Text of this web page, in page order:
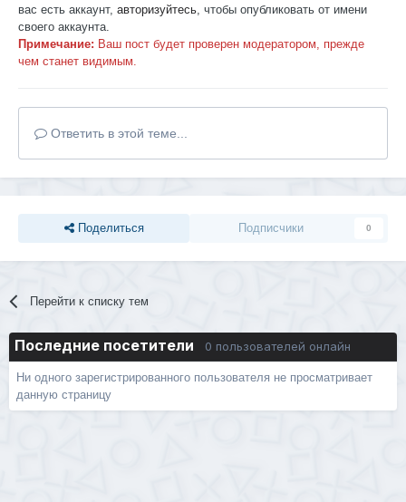
вас есть аккаунт, авторизуйтесь , чтобы опубликовать от имени
своего аккаунта.
Примечание: Ваш пост будет проверен модератором, прежде
чем станет видимым.
Ответить в этой теме...
Поделиться Подписчики 0
Перейти к списку тем
Последние посетители 0 пользователей онлайн
Ни одного зарегистрированного пользователя не просматривает
данную страницу